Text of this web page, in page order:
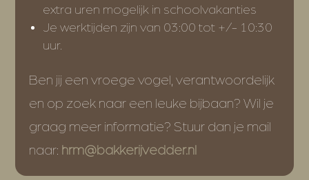
extra uren mogelijk in schoolvakanties
Je werktijden zijn van 03:00 tot +/- 10:30
uur.
Ben jij een vroege vogel, verantwoordelijk
en op zoek naar een leuke bijbaan? Wil je
graag meer informatie? Stuur dan je mail
naar: hrm@bakkerijvedder.nl